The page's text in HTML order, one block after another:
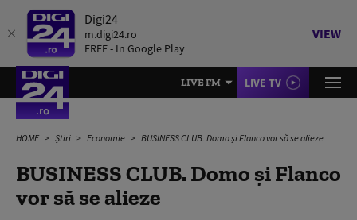
Digi24
m.digi24.ro
FREE - In Google Play
VIEW
LIVE FM LIVE TV
HOME Știri Economie BUSINESS CLUB. Domo și Flanco vor să se alieze
BUSINESS CLUB. Domo și Flanco
vor să se alieze